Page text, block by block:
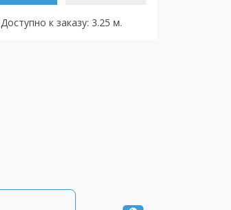
Доступно к заказу: 3.25 м.